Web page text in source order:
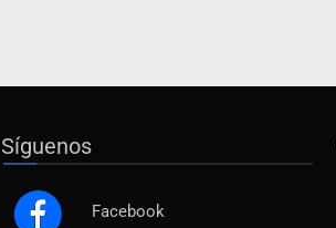
Síguenos
Facebook